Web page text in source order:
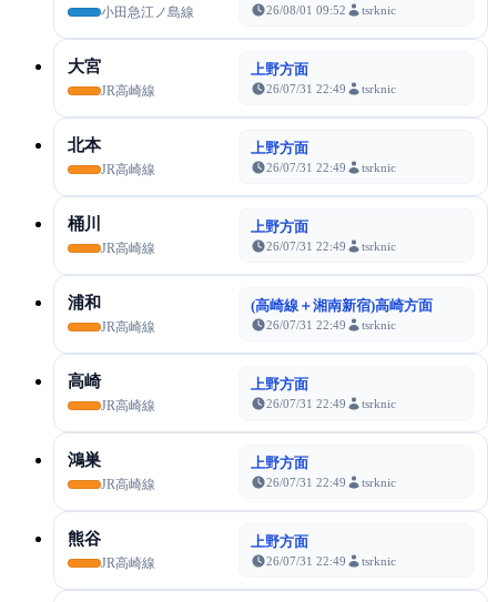
小田急江ノ島線 26/08/01 09:52 tsrknic
大宮
JR高崎線
上野方面
26/07/31 22:49 tsrknic
北本
JR高崎線
上野方面
26/07/31 22:49 tsrknic
桶川
JR高崎線
上野方面
26/07/31 22:49 tsrknic
浦和
JR高崎線
(高崎線＋湘南新宿)高崎方面
26/07/31 22:49 tsrknic
高崎
JR高崎線
上野方面
26/07/31 22:49 tsrknic
鴻巣
JR高崎線
上野方面
26/07/31 22:49 tsrknic
熊谷
JR高崎線
上野方面
26/07/31 22:49 tsrknic